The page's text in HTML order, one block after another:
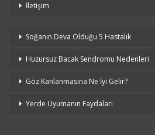
İletişim
Soğanın Deva Olduğu 5 Hastalık
Huzursuz Bacak Sendromu Nedenleri
Göz Kanlanmasına Ne İyi Gelir?
Yerde Uyumanın Faydaları